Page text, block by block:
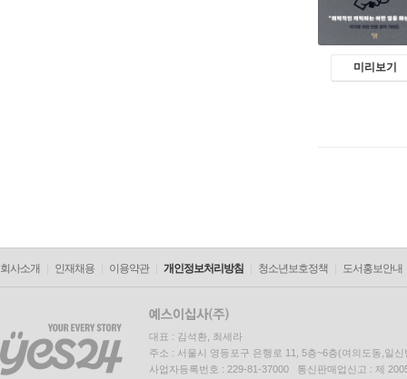
미리보기
회사소개 인재채용 이용약관 개인정보처리방침 청소년보호정책 도서홍보안내
대표 : 김석환, 최세라
주소 : 서울시 영등포구 은행로 11, 5층~6층(여의도동,일신
사업자등록번호 : 229-81-37000 통신판매업신고 : 제